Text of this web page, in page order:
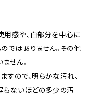
用感や、白部分を中心に
ではありません。その他
せん。
すので、明らかな汚れ、
らないほどの多少の汚